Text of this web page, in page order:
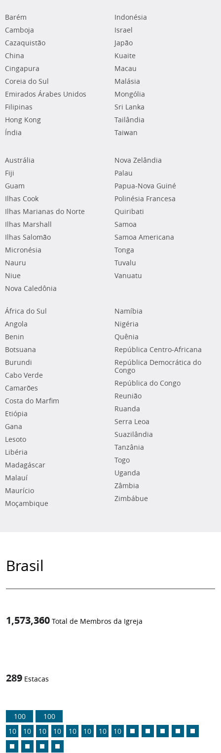
Barém
Camboja
Cazaquistão
China
Cingapura
Coreia do Sul
Emirados Árabes Unidos
Filipinas
Hong Kong
Índia
Indonésia
Israel
Japão
Kuaite
Macau
Malásia
Mongólia
Sri Lanka
Tailândia
Taiwan
Austrália
Fiji
Guam
Ilhas Cook
Ilhas Marianas do Norte
Ilhas Marshall
Ilhas Salomão
Micronésia
Nauru
Niue
Nova Caledônia
Nova Zelândia
Palau
Papua-Nova Guiné
Polinésia Francesa
Quiribati
Samoa
Samoa Americana
Tonga
Tuvalu
Vanuatu
África do Sul
Angola
Benin
Botsuana
Burundi
Cabo Verde
Camarões
Costa do Marfim
Etiópia
Gana
Lesoto
Libéria
Madagáscar
Malauí
Maurício
Moçambique
Namíbia
Nigéria
Quênia
República Centro-Africana
República Democrática do
Congo
República do Congo
Reunião
Ruanda
Serra Leoa
Suazilândia
Tanzânia
Togo
Uganda
Zâmbia
Zimbábue
Brasil
1,573,360 Total de Membros da Igreja
289 Estacas
100
100
10
10 10 10 10 10 10 10